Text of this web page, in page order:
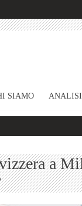
SIAMO ANALISI
a